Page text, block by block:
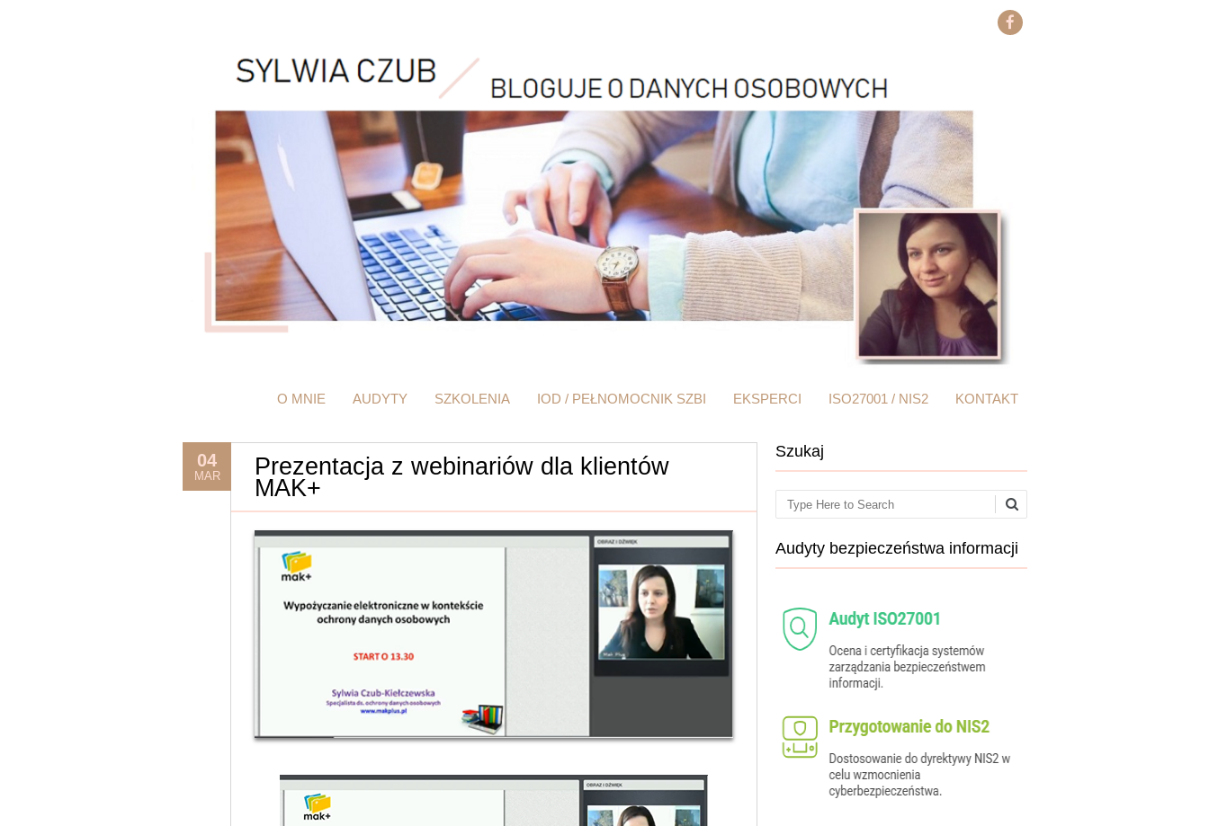
O MNIE AUDYTY SZKOLENIA IOD / PEŁNOMOCNIK SZBI EKSPERCI ISO27001 / NIS2 KONTAKT
04
MAR
Prezentacja z webinariów dla klientów
MAK+
Szukaj
Search
Audyty bezpieczeństwa informacji